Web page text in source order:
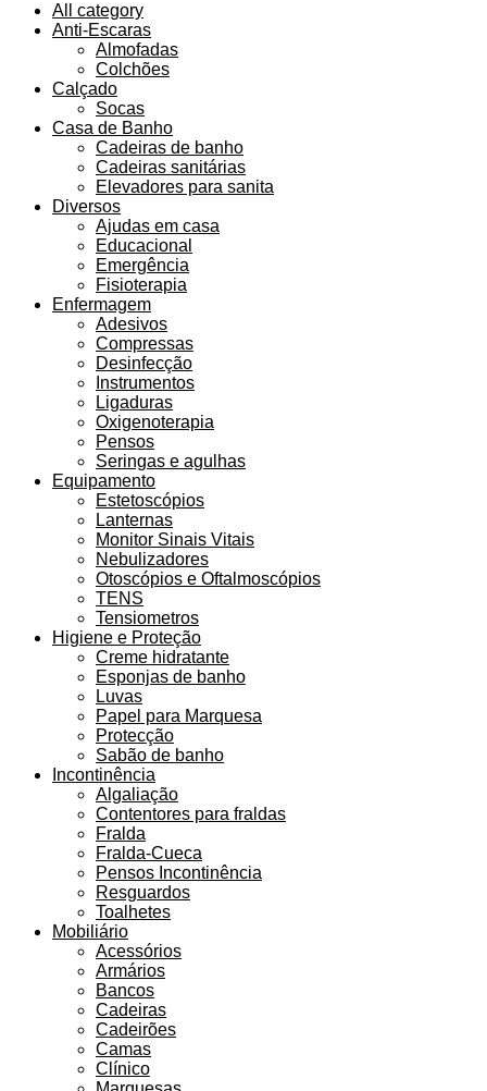
All category
Anti-Escaras
Almofadas
Colchões
Calçado
Socas
Casa de Banho
Cadeiras de banho
Cadeiras sanitárias
Elevadores para sanita
Diversos
Ajudas em casa
Educacional
Emergência
Fisioterapia
Enfermagem
Adesivos
Compressas
Desinfecção
Instrumentos
Ligaduras
Oxigenoterapia
Pensos
Seringas e agulhas
Equipamento
Estetoscópios
Lanternas
Monitor Sinais Vitais
Nebulizadores
Otoscópios e Oftalmoscópios
TENS
Tensiometros
Higiene e Proteção
Creme hidratante
Esponjas de banho
Luvas
Papel para Marquesa
Protecção
Sabão de banho
Incontinência
Algaliação
Contentores para fraldas
Fralda
Fralda-Cueca
Pensos Incontinência
Resguardos
Toalhetes
Mobiliário
Acessórios
Armários
Bancos
Cadeiras
Cadeirões
Camas
Clínico